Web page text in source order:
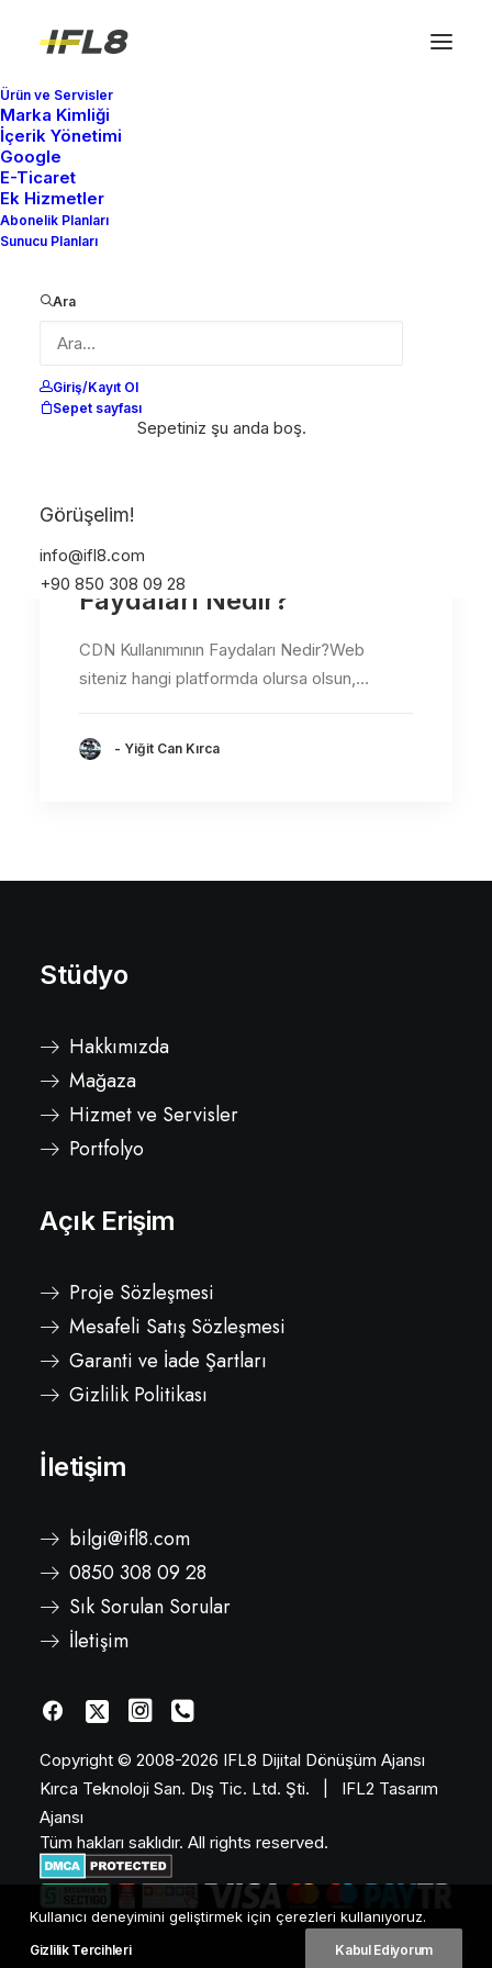
Ürün ve Servisler
Marka Kimliği
İçerik Yönetimi
Google
E-Ticaret
Ek Hizmetler
Abonelik Planları
Sunucu Planları
Ara
Giriş/Kayıt Ol
Sepet sayfası
Sepetiniz şu anda boş.
Görüşelim!
info@ifl8.com
+90 850 308 09 28
CDN Kullanımının
Faydaları Nedir?
CDN Kullanımının Faydaları Nedir?Web
siteniz hangi platformda olursa olsun,…
- Yiğit Can Kırca
Copyright © 2008-2026 IFL8 Dijital Dönüşüm Ajansı
Kırca Teknoloji San. Dış Tic. Ltd. Şti.
IFL2 Tasarım
Ajansı
Tüm hakları saklıdır. All rights reserved.
Stüdyo
Hakkımızda
Mağaza
Hizmet ve Servisler
Portfolyo
Açık Erişim
Proje Sözleşmesi
Mesafeli Satış Sözleşmesi
Garanti ve İade Şartları
Gizlilik Politikası
İletişim
bilgi@ifl8.com
0850 308 09 28
Sık Sorulan Sorular
İletişim
Kullanıcı deneyimini geliştirmek için çerezleri kullanıyoruz.
Gizlilik Tercihleri Kabul Ediyorum